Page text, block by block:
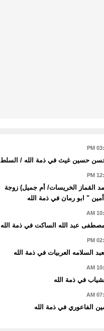
حسن حسين غيث في ذمة الله / السلط
القماز الخريسات/ أم جميل) زوجة
" ابو رمان في ذمة الله
عبد الله الساكت في ذمة الله
السلامه العربيات في ذمة الله
في ذمة الله
الفاعوري في ذمة الله